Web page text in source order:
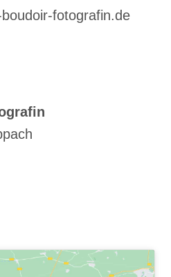
fotografin.de